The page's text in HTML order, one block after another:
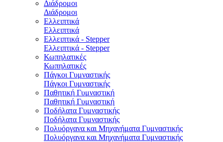
Διάδρομοι
Διάδρομοι
Ελλειπτικά
Ελλειπτικά
Ελλειπτικά - Stepper
Ελλειπτικά - Stepper
Κωπηλατικές
Κωπηλατικές
Πάγκοι Γυμναστικής
Πάγκοι Γυμναστικής
Παθητική Γυμναστική
Παθητική Γυμναστική
Ποδήλατα Γυμναστικής
Ποδήλατα Γυμναστικής
Πολυόργανα και Μηχανήματα Γυμναστικής
Πολυόργανα και Μηχανήματα Γυμναστικής